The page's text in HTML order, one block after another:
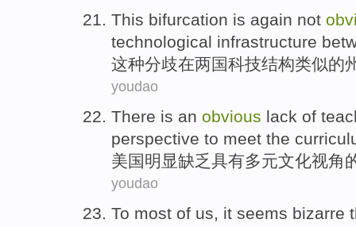
This bifurcation is again not
technological infrastructure
这种分歧在两国科技结构类似的
youdao
There is an obvious lack of
perspective to meet the
美国明显缺乏具有多元文化视角
youdao
To most of us it seems bizarre